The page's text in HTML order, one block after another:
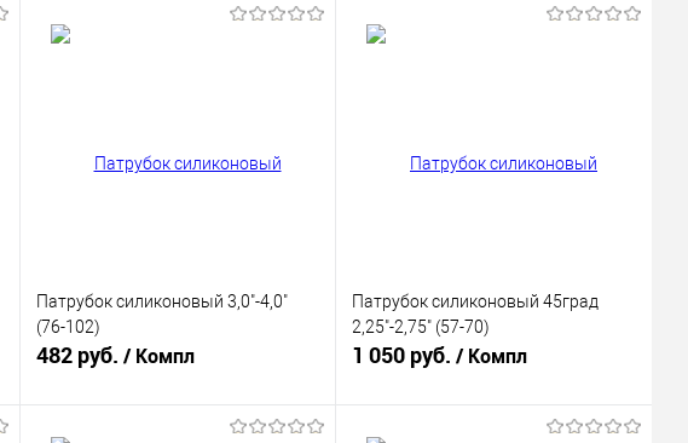
Патрубок силиконовый 3,0"-4,0"
(76-102)
482 руб. / Компл
Патрубок силиконовый 45град
2,25"-2,75" (57-70)
1 050 руб. / Компл